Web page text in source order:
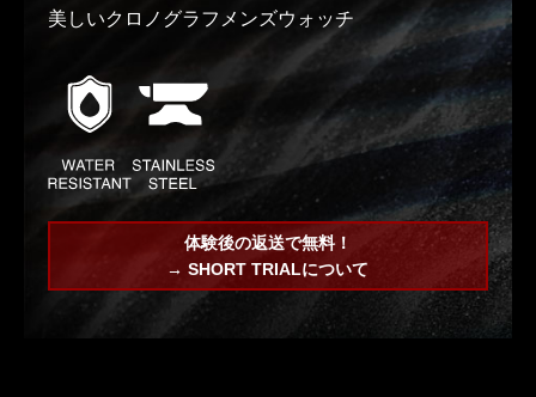
美しいクロノグラフメンズウォッチ
体験後の返送で無料！
→ SHORT TRIALについて